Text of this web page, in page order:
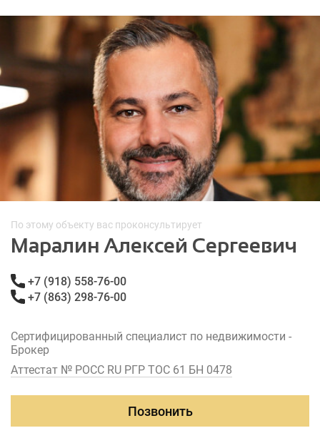
По этому объекту вас проконсультирует
Маралин Алексей Сергеевич
+7 (918) 558-76-00
+7 (863) 298-76-00
Сертифицированный специалист по недвижимости -
Брокер
Аттестат № РОСС RU РГР ТОС 61 БН 0478
Позвонить